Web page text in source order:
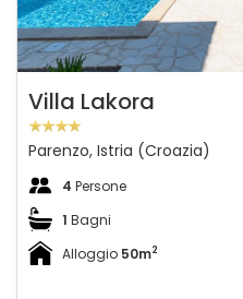
Villa Lakora
Parenzo, Istria (Croazia)
4 Persone
1 Bagni
Alloggio 50m2